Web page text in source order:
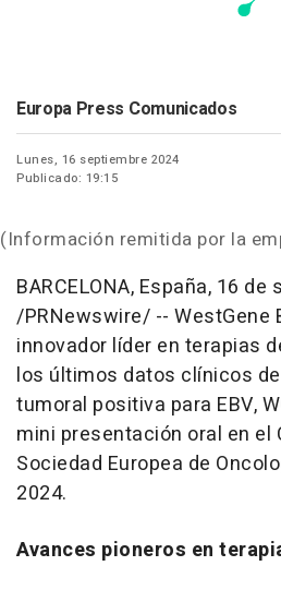
Europa Press Comunicados
Lunes, 16 septiembre 2024
Publicado: 19:15
(Información remitida por la
BARCELONA, España, 16 de
/PRNewswire/ -- WestGene
innovador líder en terapias
los últimos datos clínicos
tumoral positiva para EBV,
mini presentación oral en el
Sociedad Europea de
2024.
Avances pioneros en